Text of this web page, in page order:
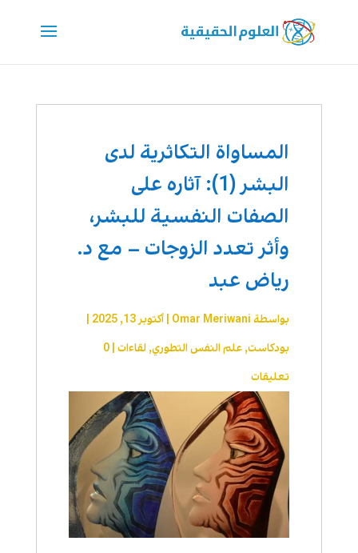
المساواة التكاثرية لدى
البشر (1): آثاره على
الصفات النفسية للبشر،
وأثر تعدد الزوجات – مع د.
رياض عبد
بواسطة Omar Meriwani أكتوبر 13, 2025
بودكاست, علم النفس التطوري, لقاءات|
0
تعليقات